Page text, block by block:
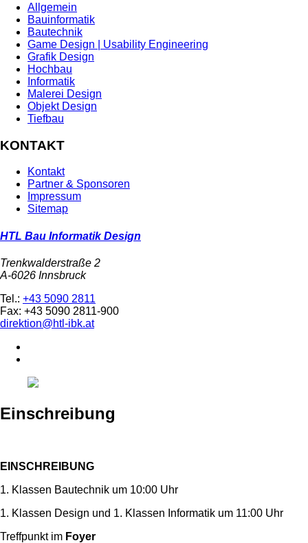
Allgemein
Bauinformatik
Bautechnik
Game Design | Usability Engineering
Grafik Design
Hochbau
Informatik
Malerei Design
Objekt Design
Tiefbau
KONTAKT
Kontakt
Partner & Sponsoren
Impressum
Sitemap
HTL Bau Informatik Design
Trenkwalderstraße 2
A-6026 Innsbruck
Tel.: +43 5090 2811
Fax: +43 5090 2811-900
direktion@htl-ibk.at
Einschreibung
EINSCHREIBUNG
1. Klassen Bautechnik um 10:00 Uhr
1. Klassen Design und 1. Klassen Informatik um 11:00 Uhr
Treffpunkt im Foyer